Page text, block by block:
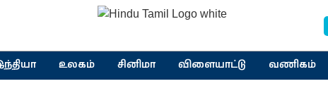
உலகம் சினிமா விளையாட்டு வணிகம்